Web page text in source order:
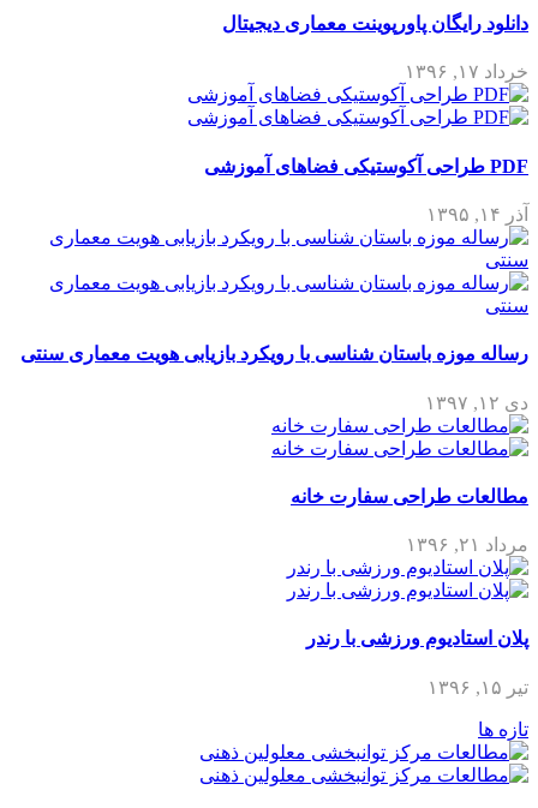
دانلود رایگان پاورپوینت معماری دیجیتال
خرداد ۱۷, ۱۳۹۶
PDF طراحی آکوستیکی فضاهای آموزشی
آذر ۱۴, ۱۳۹۵
رساله موزه باستان شناسی با رویکرد بازیابی هویت معماری سنتی
دی ۱۲, ۱۳۹۷
مطالعات طراحی سفارت خانه
مرداد ۲۱, ۱۳۹۶
پلان استادیوم ورزشی با رندر
تیر ۱۵, ۱۳۹۶
تازه ها